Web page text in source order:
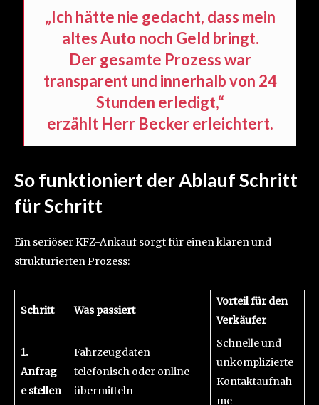
„Ich hätte nie gedacht, dass mein
altes Auto noch Geld bringt.
Der gesamte Prozess war
transparent und innerhalb von 24
Stunden erledigt,“
erzählt Herr Becker erleichtert.
So funktioniert der Ablauf Schritt
für Schritt
Ein seriöser KFZ-Ankauf sorgt für einen klaren und
strukturierten Prozess:
Schritt Was passiert
Vorteil für den
Verkäufer
1.
Anfrag
e stellen
Fahrzeugdaten
telefonisch oder online
übermitteln
Schnelle und
unkomplizierte
Kontaktaufnah
me